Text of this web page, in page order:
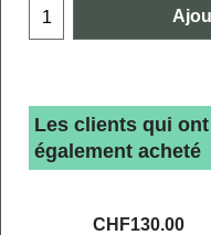
Les clients qui
également acheté
CHF130.00